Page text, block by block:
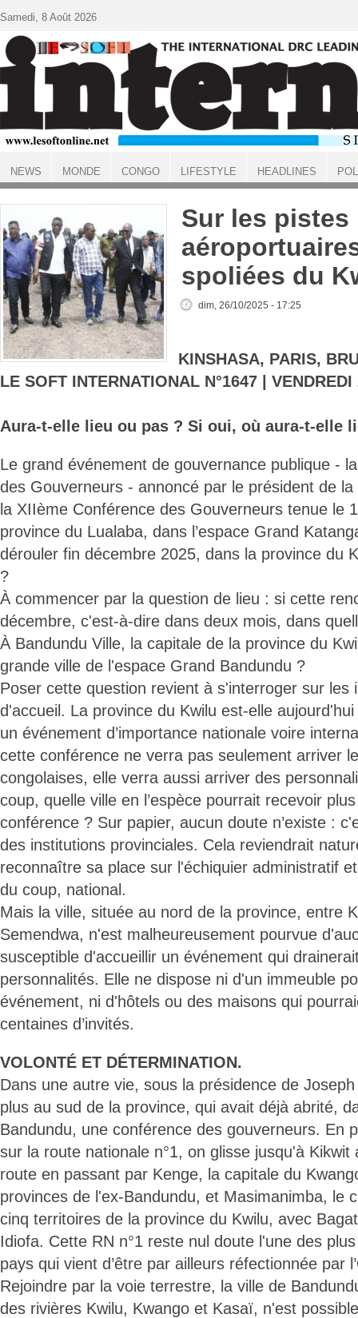
ACCUEIL
Sur les pistes
spoliées du
dim, 26/10/2025 - 17:25
KINSHASA, PARIS,
LE SOFT INTERNATIONAL N°1647 |
Aura-t-elle lieu ou pas ? Si oui, où aura-t-elle
Le grand événement de gouvernance publique -
des Gouverneurs - annoncé par le président de la
la XIIème Conférence des Gouverneurs tenue le
province du Lualaba, dans l’espace Grand
dérouler fin décembre 2025, dans la province du
?
À commencer par la question de lieu : si cette
décembre, c'est-à-dire dans deux mois, dans
À Bandundu Ville, la capitale de la province du
grande ville de l'espace Grand Bandundu ?
Poser cette question revient à s'interroger sur les
d'accueil. La province du Kwilu est-elle
un événement d’importance nationale voire
cette conférence ne verra pas seulement arriver
congolaises, elle verra aussi arriver des
coup, quelle ville en l’espèce pourrait recevoir
conférence ? Sur papier, aucun doute n’existe :
des institutions provinciales. Cela reviendrait
reconnaître sa place sur l'échiquier administratif
du coup, national.
Mais la ville, située au nord de la province, entre
Semendwa, n'est malheureusement pourvue
susceptible d'accueillir un événement qui
personnalités. Elle ne dispose ni d'un immeuble
événement, ni d'hôtels ou des maisons qui
centaines d’invités.
VOLONTÉ ET DÉTERMINATION.
Dans une autre vie, sous la présidence de
plus au sud de la province, qui avait déjà abrité,
Bandundu, une conférence des gouverneurs. En
sur la route nationale n°1, on glisse jusqu'à
route en passant par Kenge, la capitale du
provinces de l'ex-Bandundu, et Masimanimba, le
cinq territoires de la province du Kwilu, avec
Idiofa. Cette RN n°1 reste nul doute l'une des
pays qui vient d’être par ailleurs réfectionnée par
Rejoindre par la voie terrestre, la ville de
des rivières Kwilu, Kwango et Kasaï, n'est
Samedi, 8 Août 2026
NEWS MONDE CONGO LIFESTYLE HEADLINES